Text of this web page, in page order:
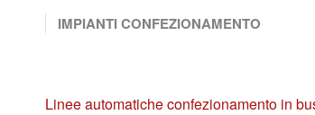
IMPIANTI CONFEZIONAMENTO
Linee automatiche confezionamento in